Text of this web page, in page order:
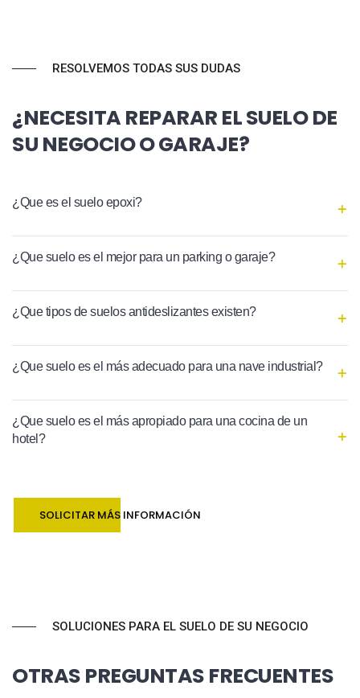
RESOLVEMOS TODAS SUS DUDAS
¿NECESITA REPARAR EL SUELO DE
SU NEGOCIO O GARAJE?
¿Que es el suelo epoxi?
¿Que suelo es el mejor para un parking o garaje?
¿Que tipos de suelos antideslizantes existen?
¿Que suelo es el más adecuado para una nave industrial?
¿Que suelo es el más apropiado para una cocina de un
hotel?
SOLICITAR MÁS INFORMACIÓN
SOLUCIONES PARA EL SUELO DE SU NEGOCIO
OTRAS PREGUNTAS FRECUENTES